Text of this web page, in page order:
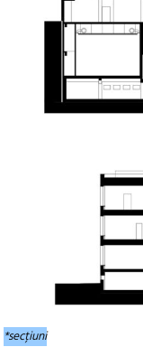
*secțiuni